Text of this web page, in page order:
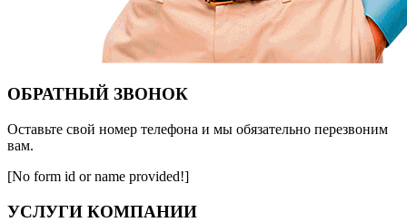
ОБРАТНЫЙ ЗВОНОК
Оставьте свой номер телефона и мы обязательно перезвоним
вам.
[No form id or name provided!]
УСЛУГИ КОМПАНИИ